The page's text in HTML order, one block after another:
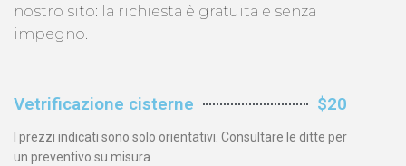
nostro sito: la richiesta è gratuita e senza
impegno.
Vetrificazione cisterne $20
I prezzi indicati sono solo orientativi. Consultare le ditte per
un preventivo su misura